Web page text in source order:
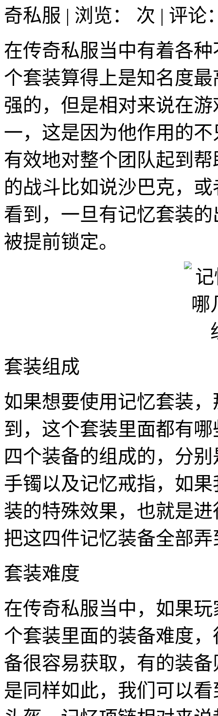
奇私服 | 浏览：
次 | 评论
在传奇私服当中有着各
个套装算得上是知名度
强的，但是相对来说在
一，这是因为他作用的
有效地对整个团队起到
的战斗比如说沙巴克，
看到，一旦有记忆套装
被提前锁定。
套装组成
如果想要使用记忆套装
到，这个套装里面都有
四个装备的组成的，分
手镯以及记忆戒指，如
装的特殊效果，也就是
把这四件记忆装备全部弄
套装难度
在传奇私服当中，如果
个套装里面的装备难度
备很容易获取，有的装
是同样如此，我们可以